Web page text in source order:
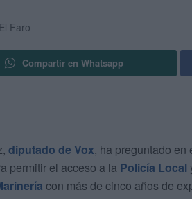
Faro
Compartir en Whatsapp
diputado de Vox, ha preguntado en
permitir el acceso a la Policía Local
con más de cinco años de